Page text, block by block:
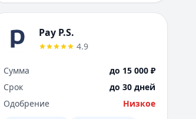
Pay P.S.
4.9
Сумма
до 15 000 ₽
Срок
до 30 дней
Одобрение
Низкое